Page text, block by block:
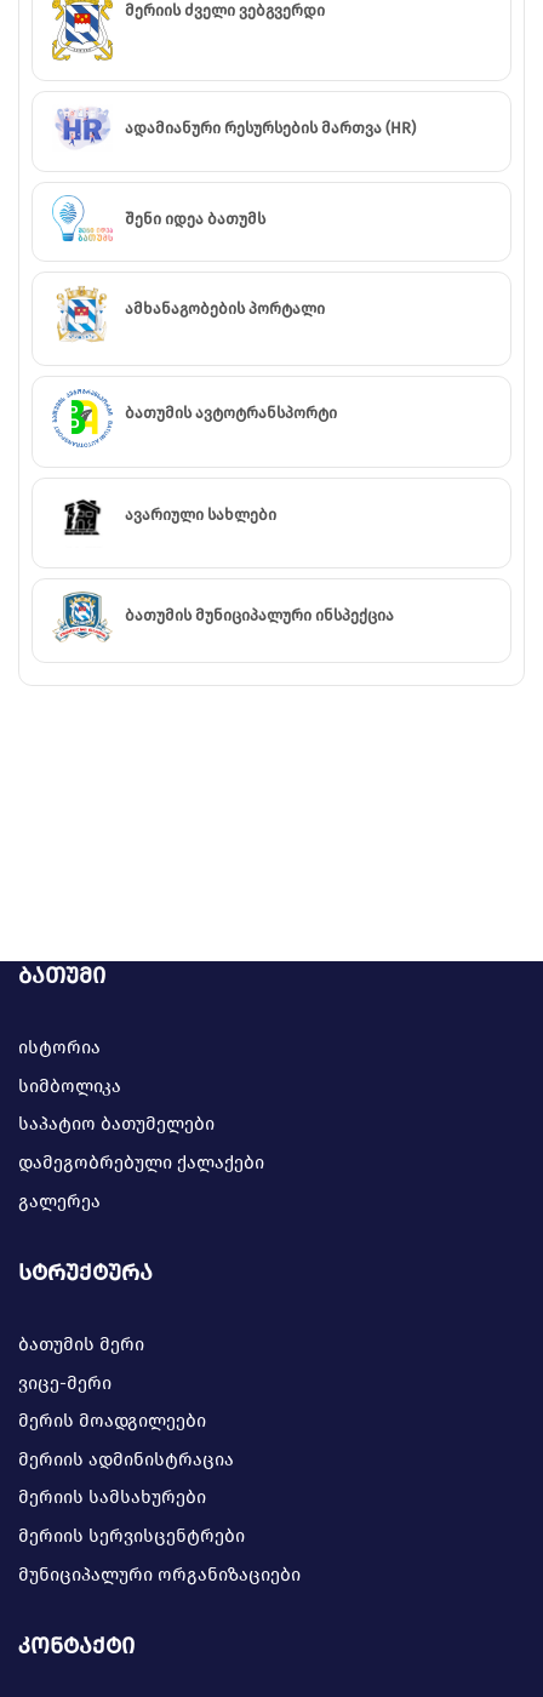
მერიის ძველი ვებგვერდი
ადამიანური რესურსების მართვა (HR)
შენი იდეა ბათუმს
ამხანაგობების პორტალი
ბათუმის ავტოტრანსპორტი
ავარიული სახლები
ბათუმის მუნიციპალური ინსპექცია
ბათუმი
ისტორია
სიმბოლიკა
საპატიო ბათუმელები
დამეგობრებული ქალაქები
გალერეა
სტრუქტურა
ბათუმის მერი
ვიცე-მერი
მერის მოადგილეები
მერიის ადმინისტრაცია
მერიის სამსახურები
მერიის სერვისცენტრები
მუნიციპალური ორგანიზაციები
კონტაქტი